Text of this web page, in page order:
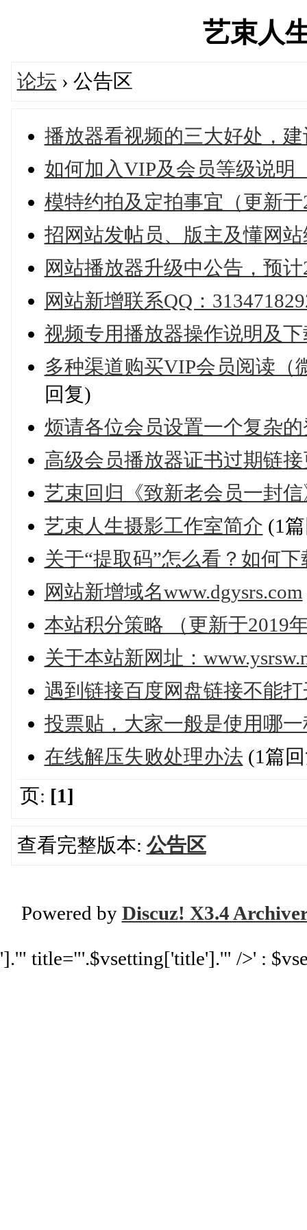
艺束人
论坛 › 公告区
播放器看视频的三大好处，
如何加入VIP及会员等级说明
模特约拍及定拍事宜（更新
招网站发帖员、版主及懂网
网站播放器升级中公告，预
网站新增联系QQ：
视频专用播放器操作说明及
多种渠道购买VIP会员阅读（
回复)
烦请各位会员设置一个复杂
高级会员播放器证书过期链
艺束回归《致新老会员一封信
艺束人生摄影工作室简介 (1
关于“提取码”怎么看？如何
网站新增域名www.dgysrs.com
本站积分策略 （更新于2019
关于本站新网址：
遇到链接百度网盘链接不能
投票贴，大家一般是使用哪
在线解压失败处理办法 (1篇
页: [1]
查看完整版本: 公告区
Powered by Discuz! X3.4
'].'" title="'.$vsetting['title'].'" />' :